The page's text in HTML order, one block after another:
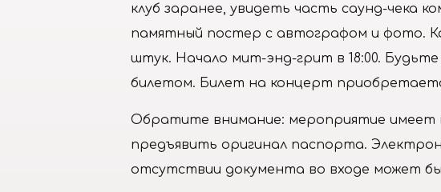
клуб заранее, увидеть часть саунд-чека
памятный постер с автографом и фото.
штук. Начало мит-энд-грит в 18:00.
билетом. Билет на концерт
Обратите внимание: мероприятие имеет
предъявить оригинал паспорта.
отсутствии документа во входе может